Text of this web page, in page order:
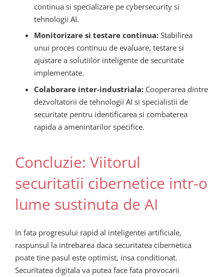
continua si specializare pe cybersecurity si
tehnologii AI.
Monitorizare si testare continua:Stabilirea
unui proces continuu de evaluare, testare si
ajustare a solutiilor inteligente de securitate
implementate.
Colaborare inter-industriala:Cooperarea dintre
dezvoltatorii de tehnologii AI si specialistii de
securitate pentru identificarea si combaterea
rapida a amenintarilor specifice.
Concluzie: Viitorul
securitatii cibernetice intr-o
lume sustinuta de AI
In fata progresului rapid al inteligentei artificiale,
raspunsul la intrebarea daca securitatea cibernetica
poate tine pasul este optimist, insa conditionat.
Securitatea digitala va putea face fata provocarii